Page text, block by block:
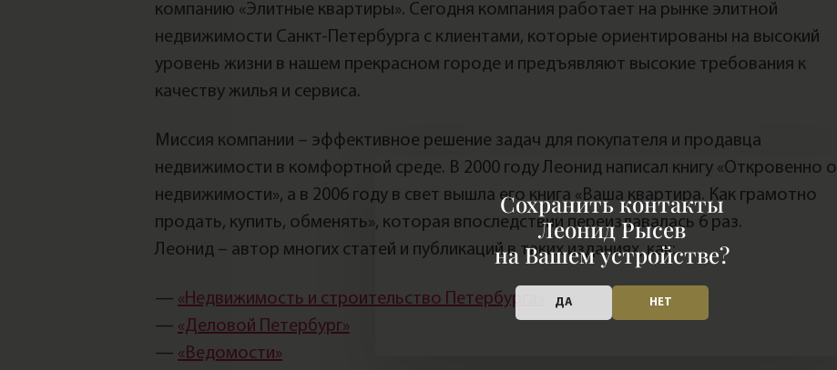
компанию «Элитные квартиры». Сегодня компания работает на рынке элитной
недвижимости Санкт-Петербурга с клиентами, которые ориентированы на высокий
уровень жизни в нашем прекрасном городе и предъявляют высокие требования к
качеству жилья и сервиса.
Миссия компании – эффективное решение задач для покупателя и продавца
недвижимости в комфортной среде. В 2000 году Леонид написал книгу «Откровенно о
недвижимости», а в 2006 году в свет вышла его книга «Ваша квартира. Как грамотно
продать, купить, обменять», которая впоследствии переиздавалась 6 раз.
Леонид – автор многих статей и публикаций в таких изданиях, как:
— «Недвижимость и строительство Петербурга»
— «Деловой Петербург»
— «Ведомости»
Сохранить контакты
Леонид Рысев
на Вашем устройстве?
ДА НЕТ